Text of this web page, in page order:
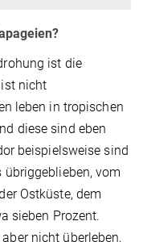
ist die
nicht
leben in tropischen
diese sind eben
beispielsweise sind
vom
Ostküste, dem
sieben Prozent.
nicht überleben,